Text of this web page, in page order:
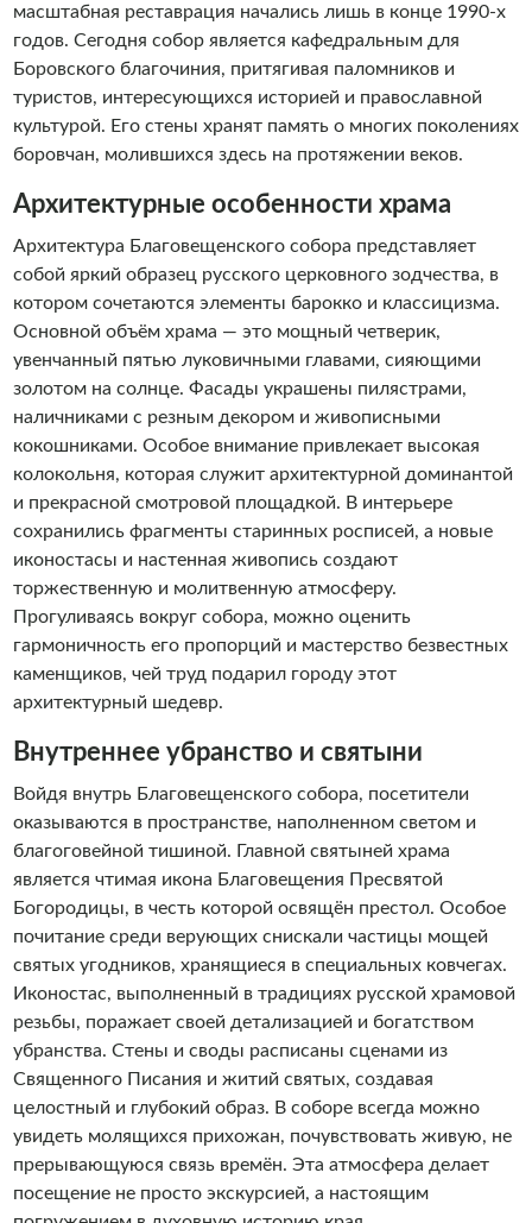
масштабная реставрация начались лишь в конце 1990-х
годов. Сегодня собор является кафедральным для
Боровского благочиния, притягивая паломников и
туристов, интересующихся историей и православной
культурой. Его стены хранят память о многих поколениях
боровчан, молившихся здесь на протяжении веков.
Архитектурные особенности храма
Архитектура Благовещенского собора представляет
собой яркий образец русского церковного зодчества, в
котором сочетаются элементы барокко и классицизма.
Основной объём храма — это мощный четверик,
увенчанный пятью луковичными главами, сияющими
золотом на солнце. Фасады украшены пилястрами,
наличниками с резным декором и живописными
кокошниками. Особое внимание привлекает высокая
колокольня, которая служит архитектурной доминантой
и прекрасной смотровой площадкой. В интерьере
сохранились фрагменты старинных росписей, а новые
иконостасы и настенная живопись создают
торжественную и молитвенную атмосферу.
Прогуливаясь вокруг собора, можно оценить
гармоничность его пропорций и мастерство безвестных
каменщиков, чей труд подарил городу этот
архитектурный шедевр.
Внутреннее убранство и святыни
Войдя внутрь Благовещенского собора, посетители
оказываются в пространстве, наполненном светом и
благоговейной тишиной. Главной святыней храма
является чтимая икона Благовещения Пресвятой
Богородицы, в честь которой освящён престол. Особое
почитание среди верующих снискали частицы мощей
святых угодников, хранящиеся в специальных ковчегах.
Иконостас, выполненный в традициях русской храмовой
резьбы, поражает своей детализацией и богатством
убранства. Стены и своды расписаны сценами из
Священного Писания и житий святых, создавая
целостный и глубокий образ. В соборе всегда можно
увидеть молящихся прихожан, почувствовать живую, не
прерывающуюся связь времён. Эта атмосфера делает
посещение не просто экскурсией, а настоящим